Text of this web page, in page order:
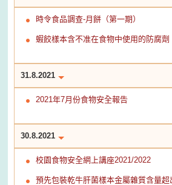
時令食品調查-月餅（第一期）
蝦餃樣本含不准在食物中使用的防腐劑
31.8.2021
2021年7月份食物安全報告
30.8.2021
校園食物安全網上講座2021/2022
預先包裝乾牛肝菌樣本金屬雜質含量超